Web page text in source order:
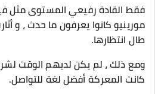
فقط القادة رفيعي المستوى مثل
مورينيو كانوا يعرفون ما حدث ، و
طال انتظارها.
ومع ذلك ، لم يكن لديهم الوقت
كانت المعركة أفضل لغة للتواصل.